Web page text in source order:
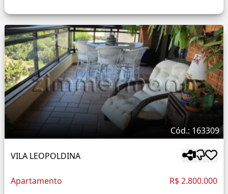
Cód.: 163309
VILA LEOPOLDINA
Apartamento R$ 2.800.000